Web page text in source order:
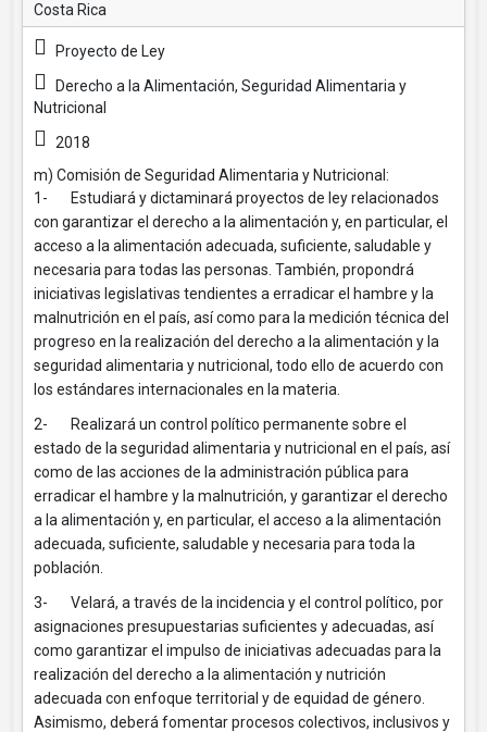
Costa Rica
Proyecto de Ley
Derecho a la Alimentación, Seguridad Alimentaria y
Nutricional
2018
m) Comisión de Seguridad Alimentaria y Nutricional:
1- Estudiará y dictaminará proyectos de ley relacionados
con garantizar el derecho a la alimentación y, en particular, el
acceso a la alimentación adecuada, suficiente, saludable y
necesaria para todas las personas. También, propondrá
iniciativas legislativas tendientes a erradicar el hambre y la
malnutrición en el país, así como para la medición técnica del
progreso en la realización del derecho a la alimentación y la
seguridad alimentaria y nutricional, todo ello de acuerdo con
los estándares internacionales en la materia.
2- Realizará un control político permanente sobre el
estado de la seguridad alimentaria y nutricional en el país, así
como de las acciones de la administración pública para
erradicar el hambre y la malnutrición, y garantizar el derecho
a la alimentación y, en particular, el acceso a la alimentación
adecuada, suficiente, saludable y necesaria para toda la
población.
3- Velará, a través de la incidencia y el control político, por
asignaciones presupuestarias suficientes y adecuadas, así
como garantizar el impulso de iniciativas adecuadas para la
realización del derecho a la alimentación y nutrición
adecuada con enfoque territorial y de equidad de género.
Asimismo, deberá fomentar procesos colectivos, inclusivos y